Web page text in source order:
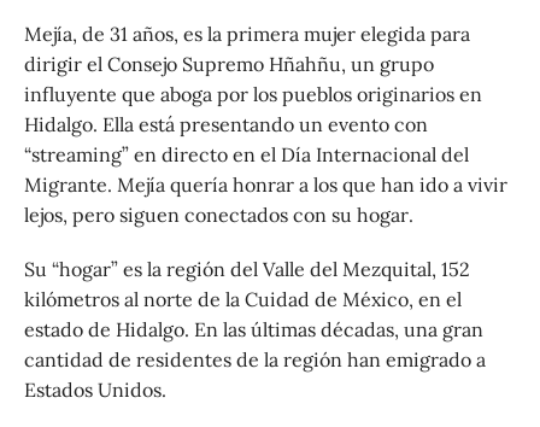
Mejía, de 31 años, es la primera mujer elegida para
dirigir el Consejo Supremo Hñahñu, un grupo
influyente que aboga por los pueblos originarios en
Hidalgo. Ella está presentando un evento con
“streaming” en directo en el Día Internacional del
Migrante. Mejía quería honrar a los que han ido a vivir
lejos, pero siguen conectados con su hogar.
Su “hogar” es la región del Valle del Mezquital, 152
kilómetros al norte de la Cuidad de México, en el
estado de Hidalgo. En las últimas décadas, una gran
cantidad de residentes de la región han emigrado a
Estados Unidos.